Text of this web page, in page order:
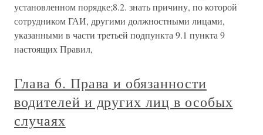
установленном порядке;8.2. знать причину, по которой
сотрудником ГАИ, другими должностными лицами,
указанными в части третьей подпункта 9.1 пункта 9
настоящих Правил,
Глава 6. Права и обязанности
водителей и других лиц в особых
случаях